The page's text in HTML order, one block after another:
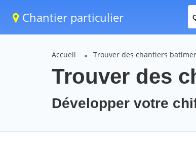
Chantier particulier
Accueil Trouver des chantiers
Trouver des
Développer votre